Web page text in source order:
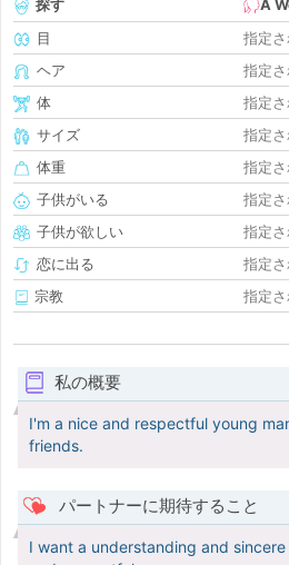
探す
A
目
指定
ヘア
指定
体
指定
サイズ
指定
体重
指定
子供がいる
指定
子供が欲しい
指定
恋に出る
指定
宗教
指定
私の概要
I'm a nice and respectful young
friends.
パートナーに期待すること
I want a understanding and